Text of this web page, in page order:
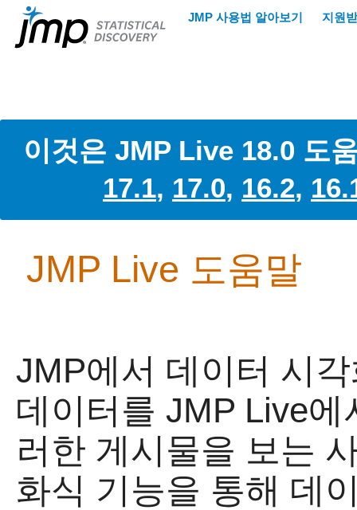
이것은 JMP Live 18.0 도
17.1, 17.0, 16.2,
JMP Live 도움말
JMP에서 데이터 시
데이터를 JMP Live에
러한 게시물을 보는
화식 기능을 통해 데